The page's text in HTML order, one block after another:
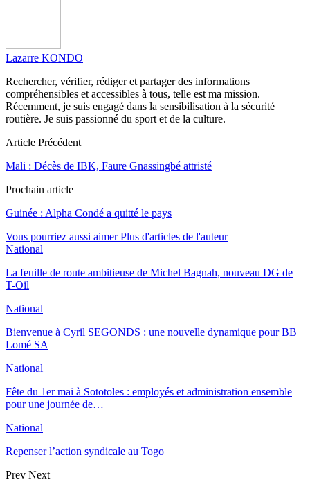
Lazarre KONDO
Rechercher, vérifier, rédiger et partager des informations
compréhensibles et accessibles à tous, telle est ma mission.
Récemment, je suis engagé dans la sensibilisation à la sécurité
routière. Je suis passionné du sport et de la culture.
Article Précédent
Mali : Décès de IBK, Faure Gnassingbé attristé
Prochain article
Guinée : Alpha Condé a quitté le pays
Vous pourriez aussi aimer Plus d'articles de l'auteur
National
La feuille de route ambitieuse de Michel Bagnah, nouveau DG de
T-Oil
National
Bienvenue à Cyril SEGONDS : une nouvelle dynamique pour BB
Lomé SA
National
Fête du 1er mai à Sototoles : employés et administration ensemble
pour une journée de…
National
Repenser l’action syndicale au Togo
Prev Next